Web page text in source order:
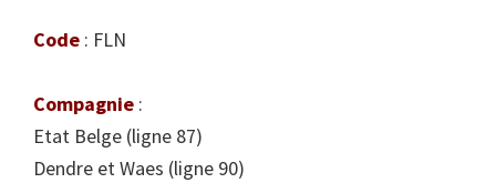
Code : FLN
Compagnie :
Etat Belge (ligne 87)
Dendre et Waes (ligne 90)